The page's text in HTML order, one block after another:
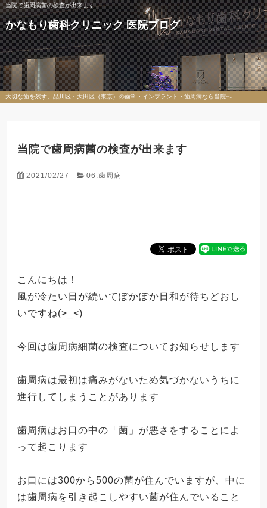
当院で歯周病菌の検査が出来ます
かなもり歯科クリニック 医院ブログ
大切な歯を残す。品川区・大田区（東京）の歯科・インプラント・歯周病なら当院へ
当院で歯周病菌の検査が出来ます
2021/02/27 06.歯周病
こんにちは！
風が冷たい日が続いてぽかぽか日和が待ちどおし
いですね(>_<)
今回は歯周病細菌の検査についてお知らせします
歯周病は最初は痛みがないため気づかないうちに
進行してしまうことがあります
歯周病はお口の中の「菌」が悪さをすることによ
って起こります
お口には300から500の菌が住んでいますが、中に
は歯周病を引き起こしやすい菌が住んでいること